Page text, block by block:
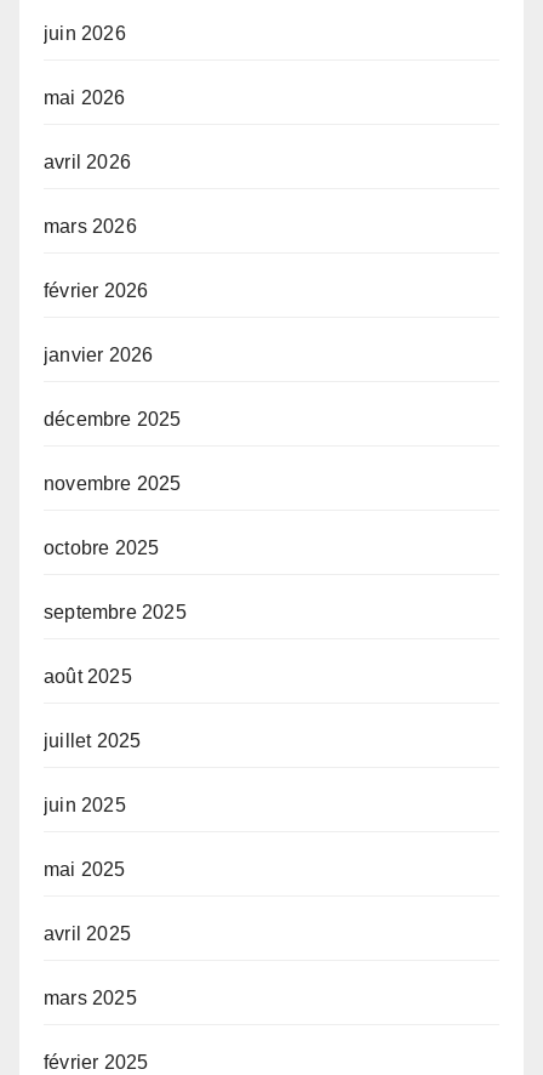
juin 2026
mai 2026
avril 2026
mars 2026
février 2026
janvier 2026
décembre 2025
novembre 2025
octobre 2025
septembre 2025
août 2025
juillet 2025
juin 2025
mai 2025
avril 2025
mars 2025
février 2025